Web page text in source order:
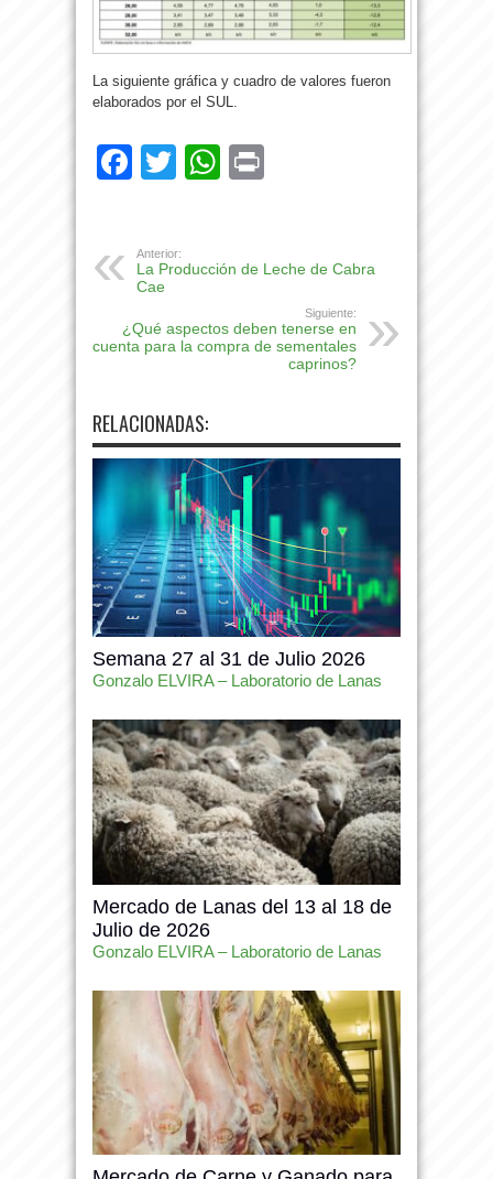
La siguiente gráfica y cuadro de valores fueron
elaborados por el SUL.
Facebook
TwitterWhatsApp
Anterior:
La Producción de Leche de Cabra
Cae
Siguiente:
¿Qué aspectos deben tenerse en
cuenta para la compra de sementales
caprinos?
RELACIONADAS:
Semana 27 al 31 de Julio 2026
Gonzalo ELVIRA – Laboratorio de Lanas
Mercado de Lanas del 13 al 18 de
Julio de 2026
Gonzalo ELVIRA – Laboratorio de Lanas